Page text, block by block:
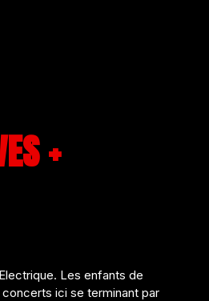
+
Les enfants de
ici se terminant par